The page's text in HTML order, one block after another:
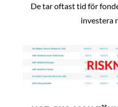
De tar oftast tid för
investera